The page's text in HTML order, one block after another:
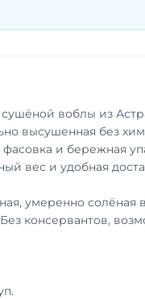
воблы из
высушенная без
фасовка и бережная
вес и удобная
умеренно солёная
консервантов,